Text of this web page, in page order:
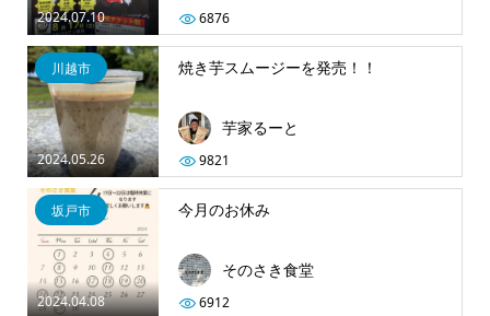
2024.07.10 6876
2024.05.26
川越市 焼き芋スムージーを発売！！
芋家るーと
9821
2024.04.08
坂戸市 今月のお休み
そのさき食堂
6912